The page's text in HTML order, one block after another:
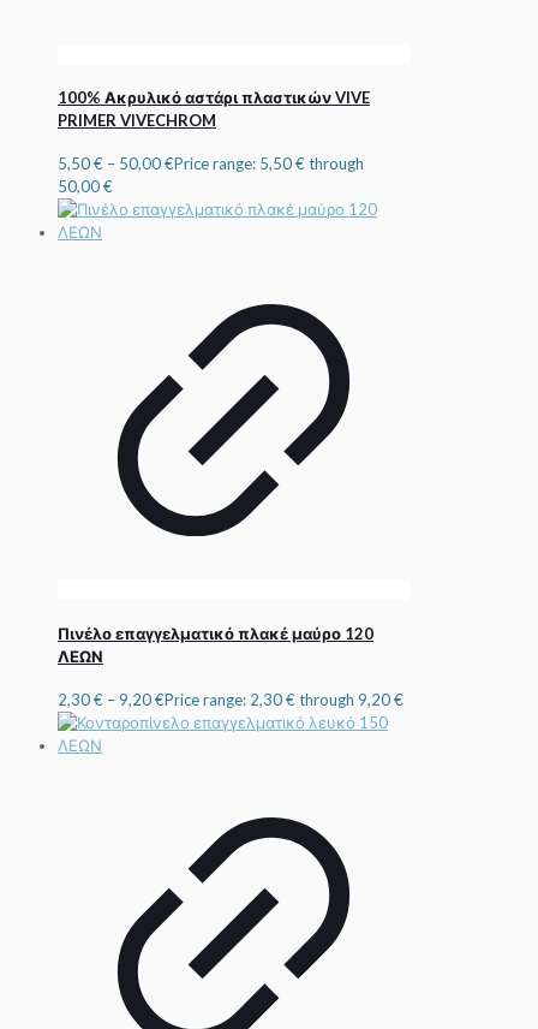
100% Ακρυλικό αστάρι πλαστικών VIVE
PRIMER VIVECHROM
5,50€ – 50,00€Price range: 5,50 € through
50,00 €
Πινέλο επαγγελματικό πλακέ μαύρο 120
ΛΕΩΝ
2,30€ –9,20€Price range: 2,30 € through 9,20 €